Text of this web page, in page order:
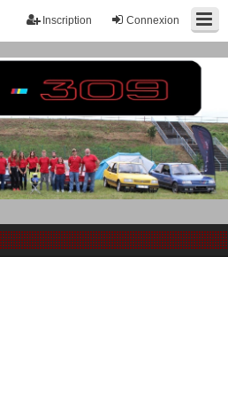
Connexion
Inscription